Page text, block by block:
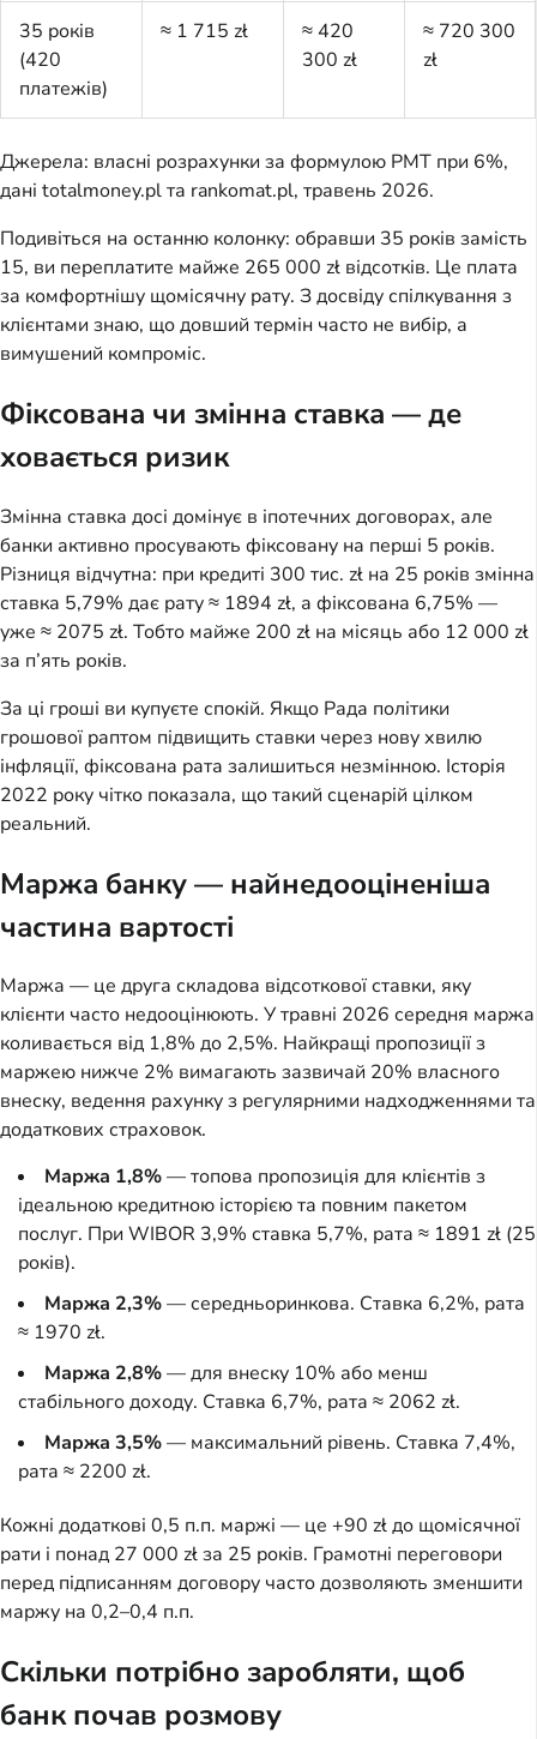
35 років
(420
платежів)
≈ 1 715 zł
≈ 420
300 zł
≈ 720 300
zł
Джерела: власні розрахунки за формулою PMT при 6%,
дані totalmoney.pl та rankomat.pl, травень 2026.
Подивіться на останню колонку: обравши 35 років замість
15, ви переплатите майже 265 000 zł відсотків. Це плата
за комфортнішу щомісячну рату. З досвіду спілкування з
клієнтами знаю, що довший термін часто не вибір, а
вимушений компроміс.
Фіксована чи змінна ставка — де
ховається ризик
Змінна ставка досі домінує в іпотечних договорах, але
банки активно просувають фіксовану на перші 5 років.
Різниця відчутна: при кредиті 300 тис. zł на 25 років змінна
ставка 5,79% дає рату ≈ 1894 zł, а фіксована 6,75% —
уже ≈ 2075 zł. Тобто майже 200 zł на місяць або 12 000 zł
за п’ять років.
За ці гроші ви купуєте спокій. Якщо Рада політики
грошової раптом підвищить ставки через нову хвилю
інфляції, фіксована рата залишиться незмінною. Історія
2022 року чітко показала, що такий сценарій цілком
реальний.
Маржа банку — найнедооціненіша
частина вартості
Маржа — це друга складова відсоткової ставки, яку
клієнти часто недооцінюють. У травні 2026 середня маржа
коливається від 1,8% до 2,5%. Найкращі пропозиції з
маржею нижче 2% вимагають зазвичай 20% власного
внеску, ведення рахунку з регулярними надходженнями та
додаткових страховок.
Маржа 1,8%— топова пропозиція для клієнтів з
ідеальною кредитною історією та повним пакетом
послуг. При WIBOR 3,9% ставка 5,7%, рата ≈ 1891 zł (25
років).
Маржа 2,3%— середньоринкова. Ставка 6,2%, рата
≈ 1970 zł.
Маржа 2,8%— для внеску 10% або менш
стабільного доходу. Ставка 6,7%, рата ≈ 2062 zł.
Маржа 3,5%— максимальний рівень. Ставка 7,4%,
рата ≈ 2200 zł.
Кожні додаткові 0,5 п.п. маржі — це +90 zł до щомісячної
рати і понад 27 000 zł за 25 років. Грамотні переговори
перед підписанням договору часто дозволяють зменшити
маржу на 0,2–0,4 п.п.
Скільки потрібно заробляти, щоб
банк почав розмову